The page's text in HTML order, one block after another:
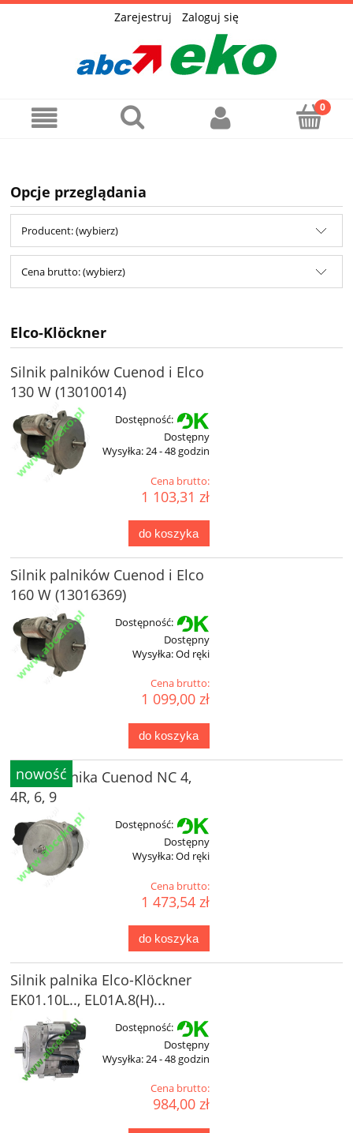
Zarejestruj Zaloguj się
Opcje przeglądania
Producent: (wybierz)
Cena brutto: (wybierz)
Elco-Klöckner
Silnik palników Cuenod i Elco
130 W (13010014)
Dostępność:
Dostępny
Wysyłka:24 - 48 godzin
Cena brutto:
1 103,31 zł
do koszyka
Silnik palników Cuenod i Elco
160 W (13016369)
Dostępność:
Dostępny
Wysyłka:Od ręki
Cena brutto:
1 099,00 zł
do koszyka
Silnik palnika Cuenod NC 4,
4R, 6, 9
Dostępność:
Dostępny
Wysyłka:Od ręki
Cena brutto:
1 473,54 zł
do koszyka
nowość
Silnik palnika Elco-Klöckner
EK01.10L.., EL01A.8(H)...
Dostępność:
Dostępny
Wysyłka:24 - 48 godzin
Cena brutto:
984,00 zł